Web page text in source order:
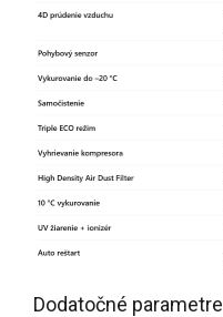
Dodatočné parametre